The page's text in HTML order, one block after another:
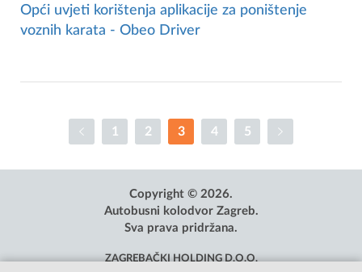
Opći uvjeti korištenja aplikacije za poništenje
voznih karata - Obeo Driver
1 2 3 4 5
Copyright © 2026.
Autobusni kolodvor Zagreb.
Sva prava pridržana.
ZAGREBAČKI HOLDING D.O.O.